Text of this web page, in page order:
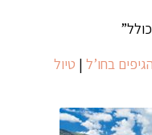
בחו’ל | טיול